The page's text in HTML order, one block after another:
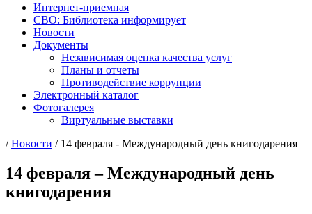
Интернет-приемная
СВО: Библиотека информирует
Новости
Документы
Независимая оценка качества услуг
Планы и отчеты
Противодействие коррупции
Электронный каталог
Фотогалерея
Виртуальные выставки
/Новости / 14 февраля - Международный день книгодарения
14 февраля – Международный день
книгодарения